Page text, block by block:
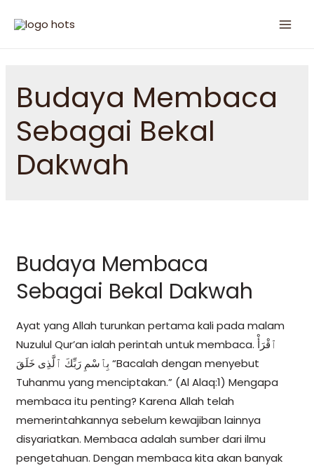
Budaya Membaca
Sebagai Bekal
Dakwah
Budaya Membaca
Sebagai Bekal Dakwah
Ayat yang Allah turunkan pertama kali pada malam
Nuzulul Qur’an ialah perintah untuk membaca. ٱقْرَأْ
بِٱسْمِ رَبِّكَ ٱلَّذِى خَلَقَ “Bacalah dengan menyebut
Tuhanmu yang menciptakan.” (Al Alaq:1) Mengapa
membaca itu penting? Karena Allah telah
memerintahkannya sebelum kewajiban lainnya
disyariatkan. Membaca adalah sumber dari ilmu
pengetahuan. Dengan membaca kita akan banyak